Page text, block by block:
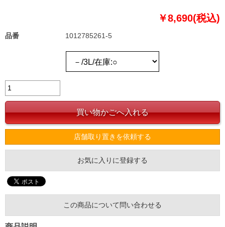
￥8,690(税込)
品番 1012785261-5
店舗取り置きを依頼する
お気に入りに登録する
この商品について問い合わせる